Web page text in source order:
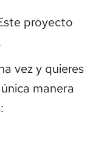
proyecto
vez y quieres
manera